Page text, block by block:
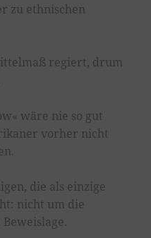
zu ethnischen
regiert, drum
wäre nie so gut
vorher nicht
die als einzige
nicht um die